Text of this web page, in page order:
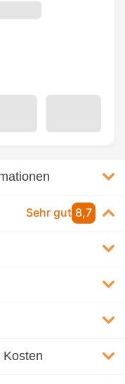
Sehr gut 8,7
Kosten